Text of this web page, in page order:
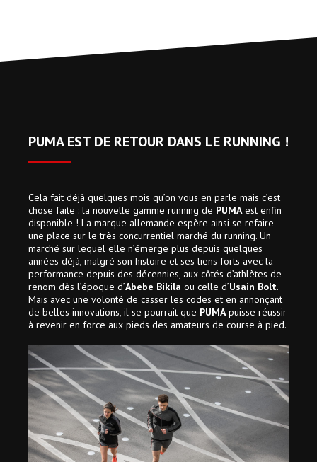
PUMA EST DE RETOUR DANS LE RUNNING !
Cela fait déjà quelques mois qu’on vous en parle mais c’est
chose faite : la nouvelle gamme running de PUMAest enfin
disponible ! La marque allemande espère ainsi se refaire
une place sur le très concurrentiel marché du running. Un
marché sur lequel elle n’émerge plus depuis quelques
années déjà, malgré son histoire et ses liens forts avec la
performance depuis des décennies, aux côtés d’athlètes de
renom dès l’époque d’Abebe Bikila ou celle d’Usain Bolt.
Mais avec une volonté de casser les codes et en annonçant
de belles innovations, il se pourrait que PUMApuisse réussir
à revenir en force aux pieds des amateurs de course à pied.